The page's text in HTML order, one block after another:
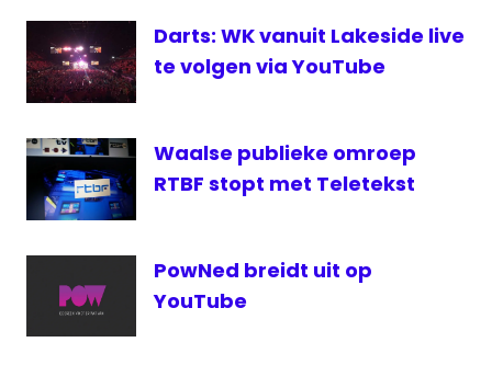
Darts: WK vanuit Lakeside live
te volgen via YouTube
Waalse publieke omroep
RTBF stopt met Teletekst
PowNed breidt uit op
YouTube